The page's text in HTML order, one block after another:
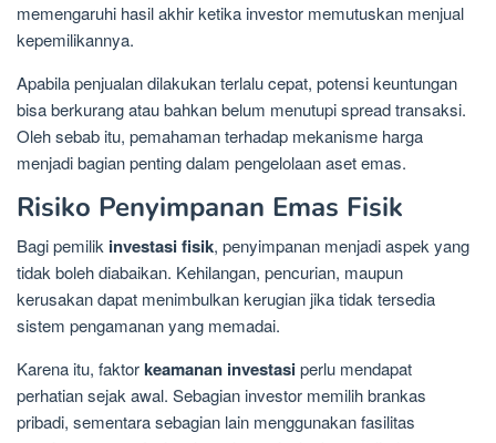
memengaruhi hasil akhir ketika investor memutuskan menjual
kepemilikannya.
Apabila penjualan dilakukan terlalu cepat, potensi keuntungan
bisa berkurang atau bahkan belum menutupi spread transaksi.
Oleh sebab itu, pemahaman terhadap mekanisme harga
menjadi bagian penting dalam pengelolaan aset emas.
Risiko Penyimpanan Emas Fisik
Bagi pemilik investasi fisik, penyimpanan menjadi aspek yang
tidak boleh diabaikan. Kehilangan, pencurian, maupun
kerusakan dapat menimbulkan kerugian jika tidak tersedia
sistem pengamanan yang memadai.
Karena itu, faktorkeamanan investasiperlu mendapat
perhatian sejak awal. Sebagian investor memilih brankas
pribadi, sementara sebagian lain menggunakan fasilitas